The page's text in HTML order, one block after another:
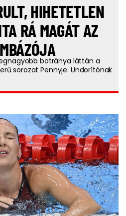
HIHETETLEN
RÁ MAGÁT AZ
botránya láttán a
sorozat Pennyje. Undorítónak